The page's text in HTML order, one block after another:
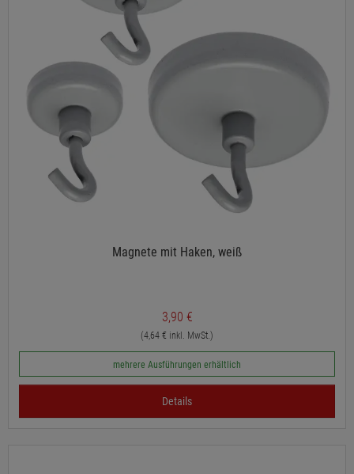
Magnete mit Haken, weiß
3,90 €
(4,64 € inkl. MwSt.)
mehrere Ausführungen erhältlich
Details